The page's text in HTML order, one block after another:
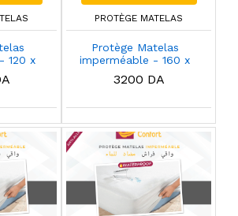
120 x
PROTÈGE MATELAS
Protège Matelas
imperméable - 160 x
3200 DA